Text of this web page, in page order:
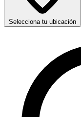
Selecciona tu ubicación